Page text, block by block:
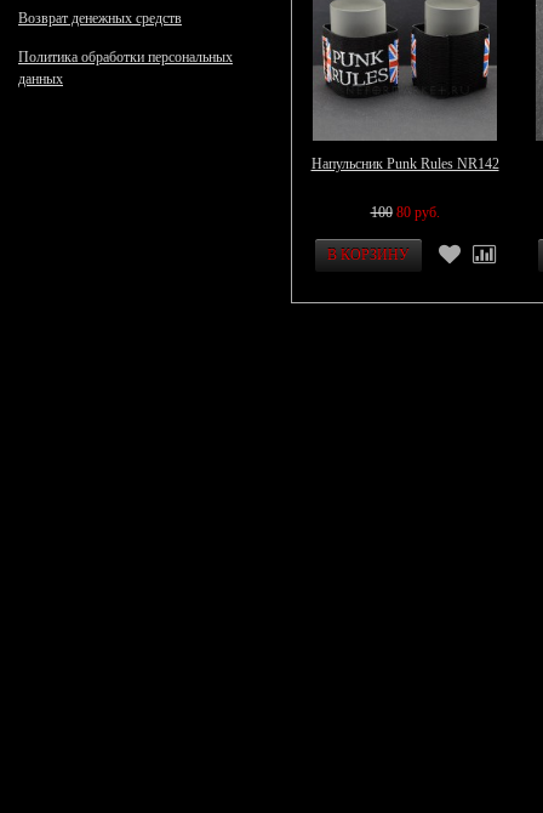
Возврат денежных средств
Политика обработки персональных
данных
Напульсник Punk Rules NR142
100 80 руб.